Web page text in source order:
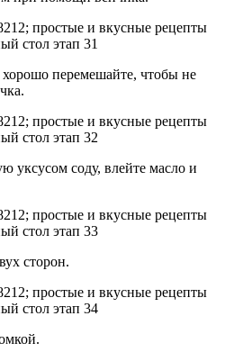
хорошо перемешайте, чтобы не
уксусом соду, влейте масло и
сторон.